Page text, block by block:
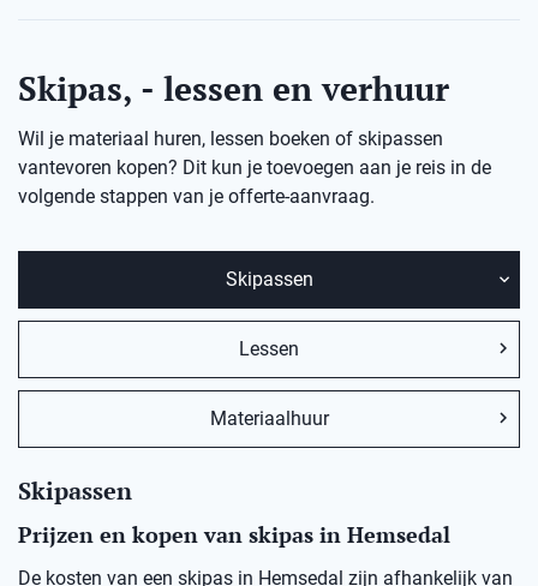
Skipas, - lessen en verhuur
Wil je materiaal huren, lessen boeken of skipassen
vantevoren kopen? Dit kun je toevoegen aan je reis in de
volgende stappen van je offerte-aanvraag.
Skipassen
Lessen
Materiaalhuur
Skipassen
Prijzen en kopen van skipas in Hemsedal
De kosten van een skipas in Hemsedal zijn afhankelijk van